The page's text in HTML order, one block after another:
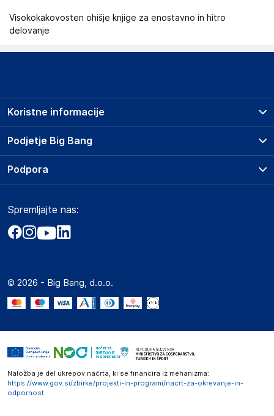
Visokokakovosten ohišje knjige za enostavno in hitro
delovanje
Podjetje Big Bang
O podjetju
Obvestila za javnost
Akt o digitalnih storitvah
Marketplace za partnerje
Novosti
Koristne informacije
Prodajna mesta
Storitve
Dostava, vnos in odvoz
Zavarovanje izdelkov
Podpora
Marketplace
Kako oddati naročilo?
Spremljajte nas:
© 2026 - Big Bang, d.o.o.
Naložba je del ukrepov načrta, ki se financira iz mehanizma:
https://www.gov.si/zbirke/projekti-in-programi/nacrt-za-okrevanje-in-
odpornost